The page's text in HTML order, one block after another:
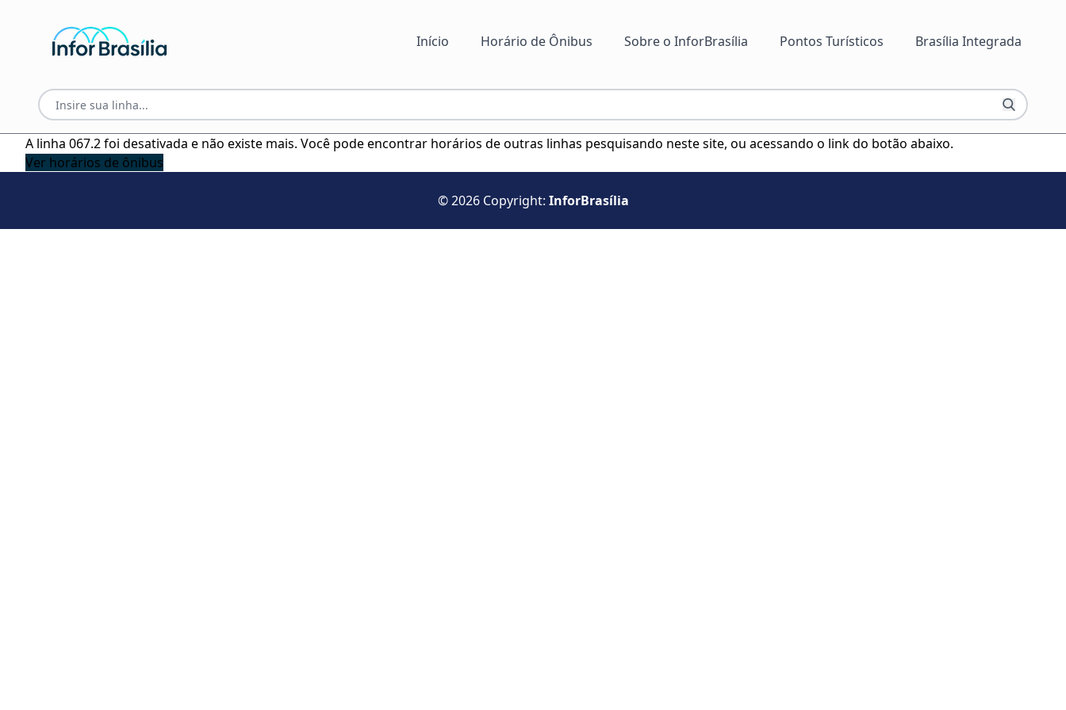
Início Horário de Ônibus Sobre o InforBrasília Pontos Turísticos Brasília Integrada
A linha 067.2 foi desativada e não existe mais. Você pode encontrar horários de outras linhas pesquisando neste site, ou acessando o link do botão abaixo.
Ver horários de ônibus
© 2026 Copyright: InforBrasília